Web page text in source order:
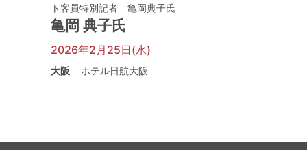
ト客員特別記者 亀岡典子氏
亀岡 典子氏
2026年2月25日(水)
大阪 ホテル日航大阪